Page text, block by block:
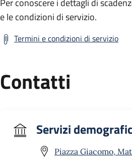
Per conoscere i dettagli di
e le condizioni di servizio.
Termini e condizioni di servizio
Contatti
Servizi
Piazza Giacomo,